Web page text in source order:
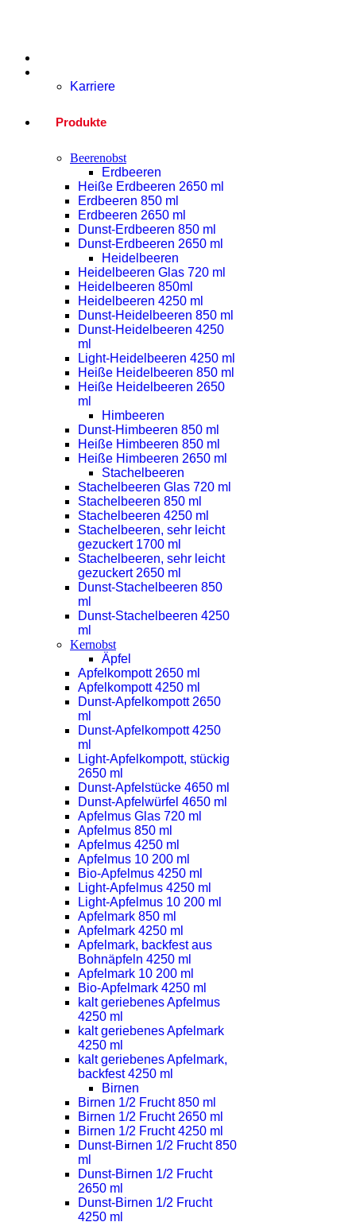
Karriere
Produkte
Beerenobst
Erdbeeren
Heiße Erdbeeren 2650 ml
Erdbeeren 850 ml
Erdbeeren 2650 ml
Dunst-Erdbeeren 850 ml
Dunst-Erdbeeren 2650 ml
Heidelbeeren
Heidelbeeren Glas 720 ml
Heidelbeeren 850ml
Heidelbeeren 4250 ml
Dunst-Heidelbeeren 850 ml
Dunst-Heidelbeeren 4250
ml
Light-Heidelbeeren 4250 ml
Heiße Heidelbeeren 850 ml
Heiße Heidelbeeren 2650
ml
Himbeeren
Dunst-Himbeeren 850 ml
Heiße Himbeeren 850 ml
Heiße Himbeeren 2650 ml
Stachelbeeren
Stachelbeeren Glas 720 ml
Stachelbeeren 850 ml
Stachelbeeren 4250 ml
Stachelbeeren, sehr leicht
gezuckert 1700 ml
Stachelbeeren, sehr leicht
gezuckert 2650 ml
Dunst-Stachelbeeren 850
ml
Dunst-Stachelbeeren 4250
ml
Kernobst
Äpfel
Apfelkompott 2650 ml
Apfelkompott 4250 ml
Dunst-Apfelkompott 2650
ml
Dunst-Apfelkompott 4250
ml
Light-Apfelkompott, stückig
2650 ml
Dunst-Apfelstücke 4650 ml
Dunst-Apfelwürfel 4650 ml
Apfelmus Glas 720 ml
Apfelmus 850 ml
Apfelmus 4250 ml
Apfelmus 10 200 ml
Bio-Apfelmus 4250 ml
Light-Apfelmus 4250 ml
Light-Apfelmus 10 200 ml
Apfelmark 850 ml
Apfelmark 4250 ml
Apfelmark, backfest aus
Bohnäpfeln 4250 ml
Apfelmark 10 200 ml
Bio-Apfelmark 4250 ml
kalt geriebenes Apfelmus
4250 ml
kalt geriebenes Apfelmark
4250 ml
kalt geriebenes Apfelmark,
backfest 4250 ml
Birnen
Birnen 1/2 Frucht 850 ml
Birnen 1/2 Frucht 2650 ml
Birnen 1/2 Frucht 4250 ml
Dunst-Birnen 1/2 Frucht 850
ml
Dunst-Birnen 1/2 Frucht
2650 ml
Dunst-Birnen 1/2 Frucht
4250 ml